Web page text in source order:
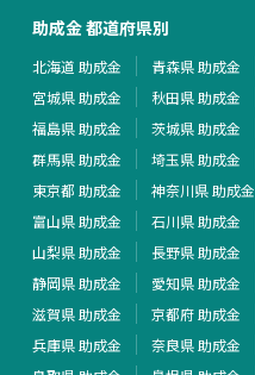
助成金 都道府県別
北海道 助成金 青森県 助成金
宮城県 助成金
秋田県 助成金
福島県 助成金
茨城県 助成金
群馬県 助成金
埼玉県 助成金
東京都 助成金
神奈川県 助成金
富山県 助成金
石川県 助成金
山梨県 助成金
長野県 助成金
静岡県 助成金
愛知県 助成金
滋賀県 助成金
京都府 助成金
兵庫県 助成金
奈良県 助成金